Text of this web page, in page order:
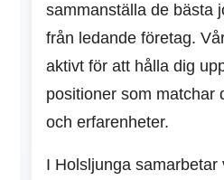
sammanställa de bästa
från ledande företag.
aktivt för att hålla dig
positioner som matchar
och erfarenheter.
I Holsljunga